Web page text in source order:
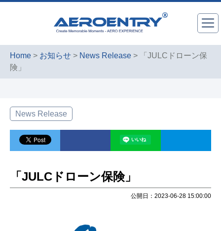
Home > お知らせ > News Release > 「JULCドローン保
険」
News Release
「JULCドローン保険」
公開日：2023-06-28 15:00:00